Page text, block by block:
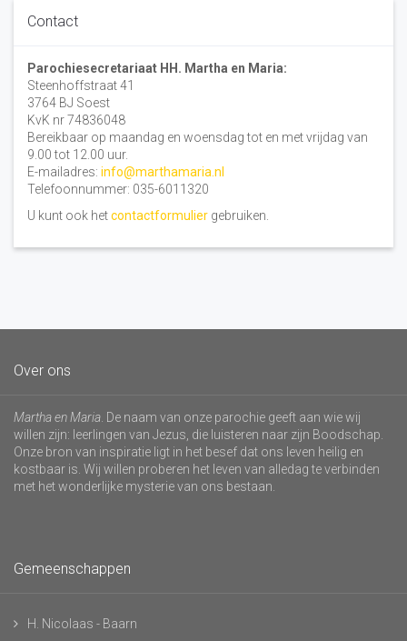
Contact
Parochiesecretariaat HH. Martha en Maria:
Steenhoffstraat 41
3764 BJ Soest
KvK nr 74836048
Bereikbaar op maandag en woensdag tot en met vrijdag van
9.00 tot 12.00 uur.
E-mailadres: info@marthamaria.nl
Telefoonnummer: 035-6011320
U kunt ook hetcontactformulier gebruiken.
Over ons
Martha en Maria . De naam van onze parochie geeft aan wie wij
willen zijn: leerlingen van Jezus, die luisteren naar zijn Boodschap.
Onze bron van inspiratie ligt in het besef dat ons leven heilig en
kostbaar is. Wij willen proberen het leven van alledag te verbinden
met het wonderlijke mysterie van ons bestaan.
Gemeenschappen
H. Nicolaas - Baarn